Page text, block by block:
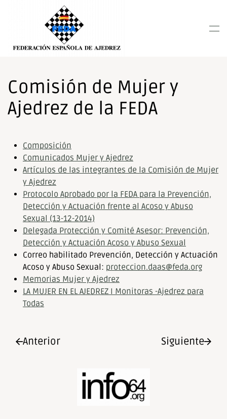
sistema
de
accesibilidad.
Skip to main content
Comisión de Mujer y
Ajedrez de la FEDA
Composición
Comunicados Mujer y Ajedrez
Artículos de las integrantes de la Comisión de Mujer
y Ajedrez
Protocolo Aprobado por la FEDA para la Prevención,
Detección y Actuación frente al Acoso y Abuso
Sexual (13-12-2014)
Delegada Protección y Comité Asesor: Prevención,
Detección y Actuación Acoso y Abuso Sexual
Correo habilitado Prevención, Detección y Actuación
Acoso y Abuso Sexual: proteccion.daas@feda.org
Memorias Mujer y Ajedrez
LA MUJER EN EL AJEDREZ I Monitoras -Ajedrez para
Todas
Anterior Siguiente